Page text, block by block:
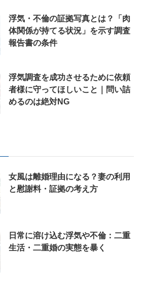
浮気・不倫の証拠写真とは？「肉
体関係が持てる状況」を示す調査
報告書の条件
浮気調査を成功させるために依頼
者様に守ってほしいこと｜問い詰
めるのは絶対NG
女風は離婚理由になる？妻の利用
と慰謝料・証拠の考え方
日常に溶け込む浮気や不倫：二重
生活・二重婚の実態を暴く